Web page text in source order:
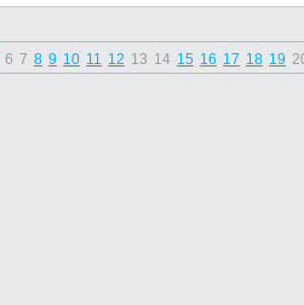
6 7 8 9 10 11 12 13 14 15 16 17 18 19